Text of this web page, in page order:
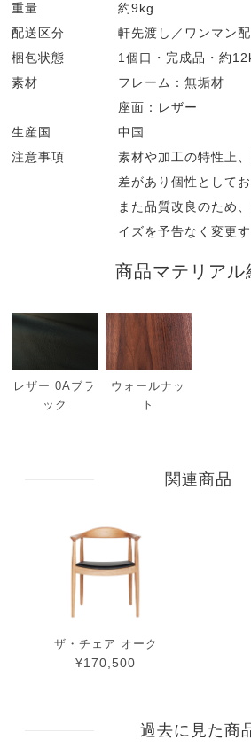
重量
約9kg
配送区分
軒先渡し／ワンマン
梱包状態
1個口・完成品・約
素材
フレーム：無垢材
座面：レザー
生産国
中国
注意事項
素材や加工の特性上
差があり個性として
また品質改良のため
イズを予告なく変更
商品マテリアル
レザー 0Aブラ
ック
ウォールナッ
ト
関連商品
ザ・チェア オーク
¥170,500
過去に見た商